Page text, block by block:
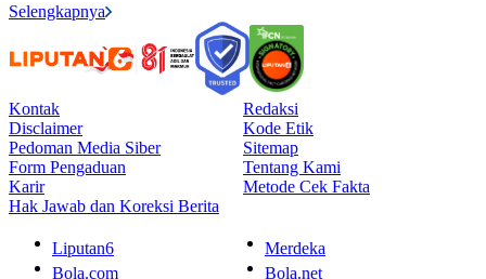
Selengkapnya
Kontak
Redaksi
Disclaimer
Kode Etik
Pedoman Media Siber
Sitemap
Form Pengaduan
Tentang Kami
Karir
Metode Cek Fakta
Hak Jawab dan Koreksi Berita
Liputan6
Merdeka
Bola.com
Bola.net